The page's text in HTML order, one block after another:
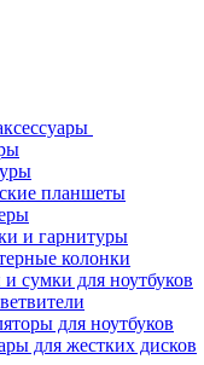
планшеты
и гарнитуры
колонки
сумки для ноутбуков
для ноутбуков
для жестких дисков